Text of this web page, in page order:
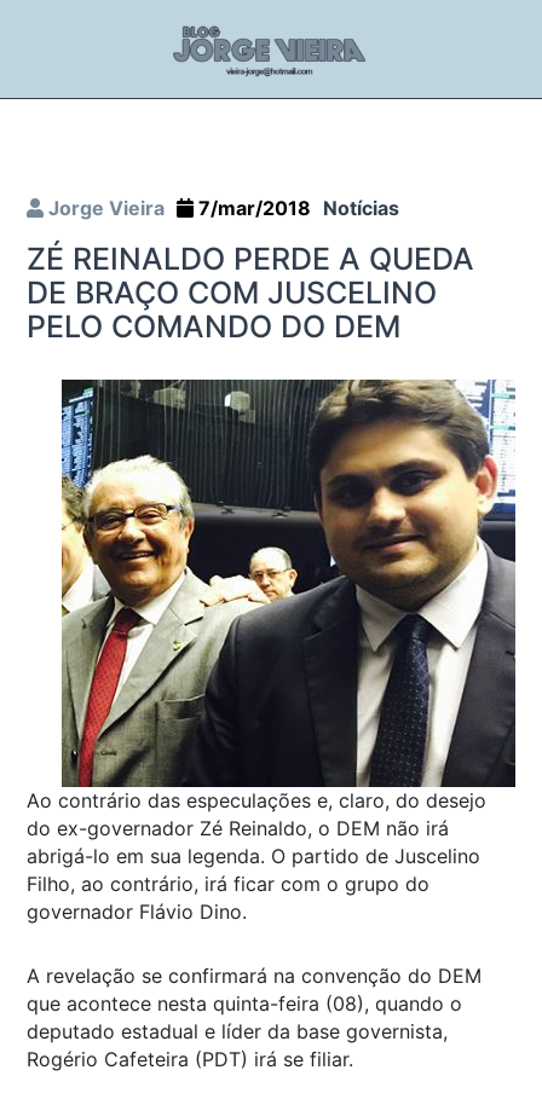
Jorge Vieira 7/mar/2018 Notícias
ZÉ REINALDO PERDE A QUEDA
DE BRAÇO COM JUSCELINO
PELO COMANDO DO DEM
Ao contrário das especulações e, claro, do desejo
do ex-governador Zé Reinaldo, o DEM não irá
abrigá-lo em sua legenda. O partido de Juscelino
Filho, ao contrário, irá ficar com o grupo do
governador Flávio Dino.
A revelação se confirmará na convenção do DEM
que acontece nesta quinta-feira (08), quando o
deputado estadual e líder da base governista,
Rogério Cafeteira (PDT) irá se filiar.